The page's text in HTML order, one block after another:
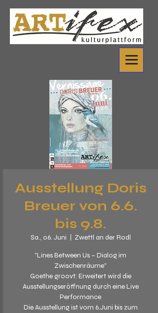
Ausstellung Doris
Breuer von 6.6.
bis 9.8.
Sa., 06. Juni Zwettl an der Rodl
"Lines Between Us – Dialog im
Zwischenräume"
Goethe groovt: Erweitert wird die
Ausstellungseröffnung durch eine Live
Performance
Die Ausstellung ist vom 6.Juni bis zum